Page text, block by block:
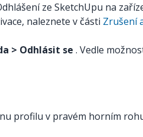
ze SketchUpu na
naleznete v části Zrušení
> Odhlásit se . Vedle
profilu v pravém horním